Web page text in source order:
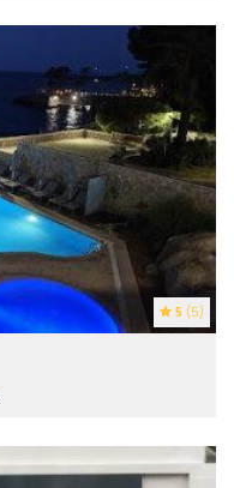
5 (5)